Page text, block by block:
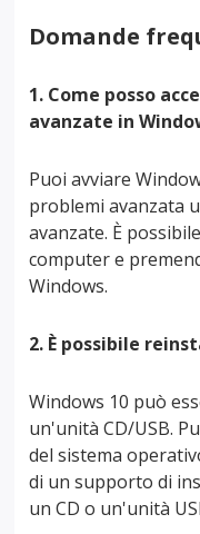
Domande
1. Come posso
avanzate in
Puoi avviare
problemi avanzata
avanzate. È
computer e
Windows.
2. È possibile
Windows 10 può
un'unità CD/USB.
del sistema
di un supporto di
un CD o un'unità